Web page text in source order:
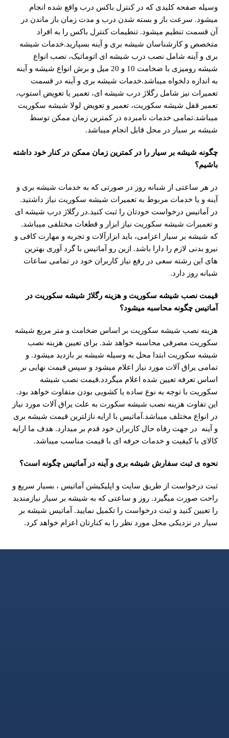
وسیله صفحه کلیدی که در کنترل باکس درب واقع شده انجام
میشود. سرعت باز و بسته شدن درب و مدت زمان باز ماندن در
آن قسمت تنطیم میشود. تنطیمات کنترل باکس را به افراد
متخصص و کارشناسان شیشه بری و آینه بسپارید.خدمات شیشه
بری و آینه شامل نصب درب شیشه ای اتوماتیک، نصب انواع
شیشه رومیزی با ضخامت 10 و 20 میل و برش انواع شیشه و آینه
به اندازه دلخواه میباشد.خدمات شیشه بری و آینه در قسمت
تعمیرات نیز شامل رگلاژ درب شیشه ای، تعمیر یا تعویض استوپ،
تعمیر قفل شیشه سکوریت، تعمیر و تعویض لولا شیشه سکوریت
میباشد.تمامی خدمات نامبرده در کمترین زمان ممکن توسط
شیشه بر سیار در محل قابل انجام میباشد.
چگونه شیشه بر سیار را در کمترین زمان ممکن در کنار خود داشته
باشیم؟
در هر ساعتی از شبانه روز در صورتی که به خدمات شیشه بری و
آینه و یا خدمات مربوط به تعمیرات شیشه سکوریت نیاز داشتید.
در آماتیس درخواست خودتان را ثبت کنید.در رگلاژ درب شیشه ای
و تعمیرات شیشه سکوریت نیاز ابزار و قطعات مختلفی میباشد.
که شیشه بر سیار اعزامی، باید ابزارآلات و تجربه و مهارت کافی و
نیرو بدنی لازم را دارا باشد. ازین رو آماتیس با گرد آوری بهترین
های این رشته سعی در رفع نیاز کاربران خود در تمامی ساعات
شبانه روز دارد.
قیمت نصب شیشه سکوریت و هزینه رگلاژ شیشه سکوریت در
آماتیس چگونه محاسبه میشود؟
هزینه نصب شیشه سکوریت بر اساس ضخامت و متر مربع شیشه
سکوریت مصرفی محاسبه خواهد شد. برای تعیین هزینه نصب
شیشه سکوریت ابتدا محل به وسیله شیشه بر بازدید میشود. و
تمامی یراق آلات مورد نیاز اعلام میشود و سپس قیمت نهایی بر
اساس تعرفه تعیین شده اعلام میگردد.قیمت نصب شیشه
سکوریت با توجه به نوع ساده یا کشویی بودن متفاوت خواهد بود.
این تفاوت هزینه نصب شیشه سکورت به علت یراق آلات مورد نیاز
در انواع مختلف میباشد.آماتیس با ارایه نازلترین قیمت شیشه بری
و آینه در جهت رفاه حال کاربران خود قدم بر میدارد. هدف ما ارایه
کالای با کیفیت و خدمات حرفه ای با قیمت مناسب میباشد.
نحوه ی ثبت سفارش شیشه بری و آینه در آماتیس چگونه است؟
ثبت درخواست از طریق سایت و اپلیکیشن آماتیس ، بسیار سریع و
راحت صورت میگیرد. روز و ساعتی که به شیشه بر سیار نیازمندید
را تعیین کنید و ثبت درخواست را تکمیل نمایید. آماتیس شیشه بر
سیار در نزدیکی محل مورد نظر را به کنارتان اعزام خواهد کرد.​